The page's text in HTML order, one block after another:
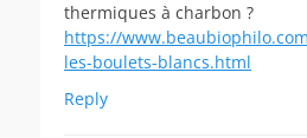
thermiques à charbon ?
https://
les-boulets-blancs.html
Reply